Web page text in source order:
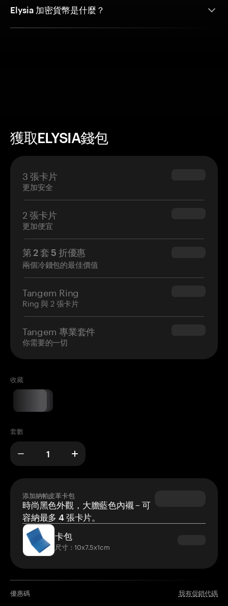
Elysia 加密貨幣是什麼？
獲取ELYSIA錢包
3 張卡片
更加安全
$69.90
2 張卡片
更加便宜
$54.90
第 2 套 5 折優惠
兩個冷錢包的最佳價值
$34.95
Tangem Ring
Ring 與 2 張卡片
$160.00
Tangem 專業套件
你需要的一切
$180.00
收藏
套數
添加納帕皮革卡包
時尚黑色外觀，大膽藍色內襯 – 可
容納最多 4 張卡片。
卡包
尺寸：10x7.5x1cm
優惠碼 我有促銷代碼